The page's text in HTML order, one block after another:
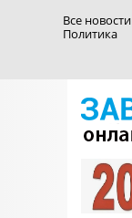
Все новости
Политика